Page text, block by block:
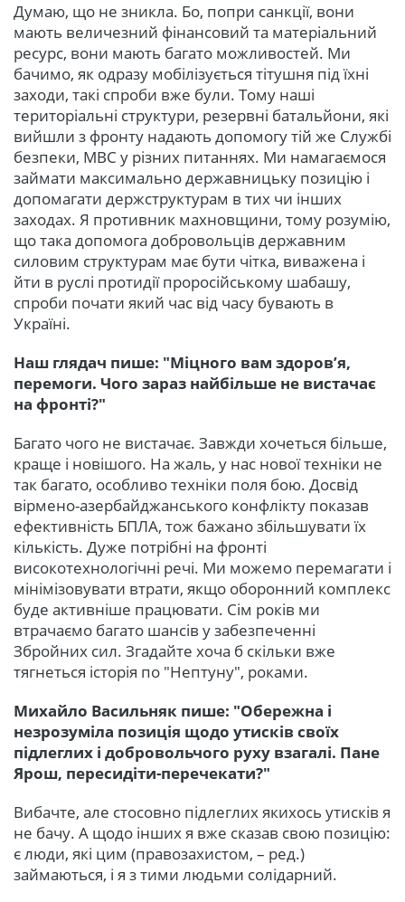
Думаю, що не зникла. Бо, попри санкції, вони
мають величезний фінансовий та матеріальний
ресурс, вони мають багато можливостей. Ми
бачимо, як одразу мобілізується тітушня під їхні
заходи, такі спроби вже були. Тому наші
територіальні структури, резервні батальйони, які
вийшли з фронту надають допомогу тій же Службі
безпеки, МВС у різних питаннях. Ми намагаємося
займати максимально державницьку позицію і
допомагати держструктурам в тих чи інших
заходах. Я противник махновщини, тому розумію,
що така допомога добровольців державним
силовим структурам має бути чітка, виважена і
йти в руслі протидії проросійському шабашу,
спроби почати який час від часу бувають в
Україні.
Наш глядач пише: "Міцного вам здоров’я,
перемоги. Чого зараз найбільше не вистачає
на фронті?"
Багато чого не вистачає. Завжди хочеться більше,
краще і новішого. На жаль, у нас нової техніки не
так багато, особливо техніки поля бою. Досвід
вірмено-азербайджанського конфлікту показав
ефективність БПЛА, тож бажано збільшувати їх
кількість. Дуже потрібні на фронті
високотехнологічні речі. Ми можемо перемагати і
мінімізовувати втрати, якщо оборонний комплекс
буде активніше працювати. Сім років ми
втрачаємо багато шансів у забезпеченні
Збройних сил. Згадайте хоча б скільки вже
тягнеться історія по "Нептуну", роками.
Михайло Васильняк пише: "Обережна і
незрозуміла позиція щодо утисків своїх
підлеглих і добровольчого руху взагалі. Пане
Ярош, пересидіти-перечекати?"
Вибачте, але стосовно підлеглих якихось утисків я
не бачу. А щодо інших я вже сказав свою позицію:
є люди, які цим (правозахистом, – ред.)
займаються, і я з тими людьми солідарний.